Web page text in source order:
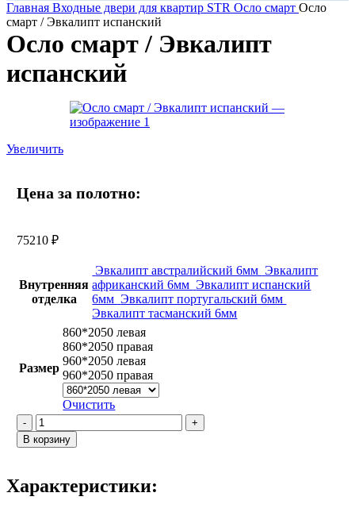
Главная Входные двери для квартир STR Осло смарт Осло
смарт / Эвкалипт испанский
Осло смарт / Эвкалипт
испанский
Увеличить
Цена за полотно:
75210₽
Внутренняя
отделка
Эвкалипт австралийский 6мм Эвкалипт
африканский 6мм Эвкалипт испанский
6мм Эвкалипт португальский 6мм
Эвкалипт тасманский 6мм
Размер
860*2050 левая
860*2050 правая
960*2050 левая
960*2050 правая
Очистить
Количество
товара
Осло
Эвкалипт
В корзину
Характеристики: